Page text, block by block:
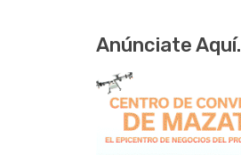
Anúnciate Aquí.